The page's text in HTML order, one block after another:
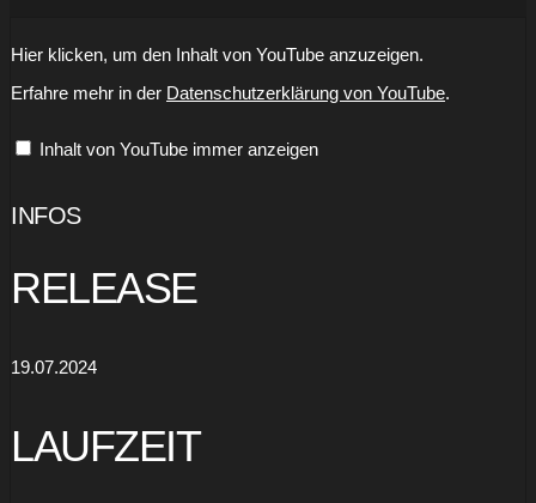
Trails
Hearts
(official
YouTube
anzeigen
Hier klicken, um den Inhalt von YouTube anzuzeigen.
Erfahre mehr in der Datenschutzerklärung von YouTube.
Inhalt von YouTube immer anzeigen
INFOS
RELEASE
19.07.2024
LAUFZEIT